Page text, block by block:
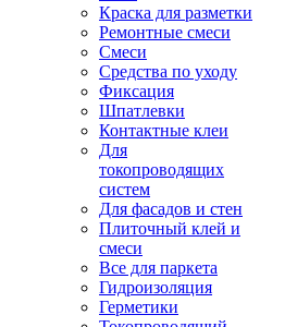
Краска для разметки
Ремонтные смеси
Смеси
Средства по уходу
Фиксация
Шпатлевки
Контактные клеи
Для
токопроводящих
систем
Для фасадов и стен
Плиточный клей и
смеси
Все для паркета
Гидроизоляция
Герметики